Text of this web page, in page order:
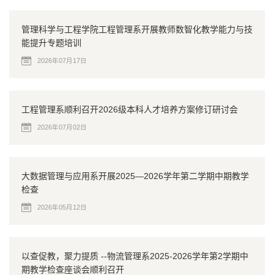
管理科学与工程学院工程管理系开展教师数智化教学能力与技
能提升专题培训
2026年07月17日
工程管理系顺利召开2026级本科人才培养方案修订研讨会
2026年07月02日
大数据管理与应用系开展2025—2026学年第二学期中期教学
检查
2026年05月12日
以查促教，聚力提质 --物流管理系2025-2026学年第2学期中
期教学检查座谈会顺利召开